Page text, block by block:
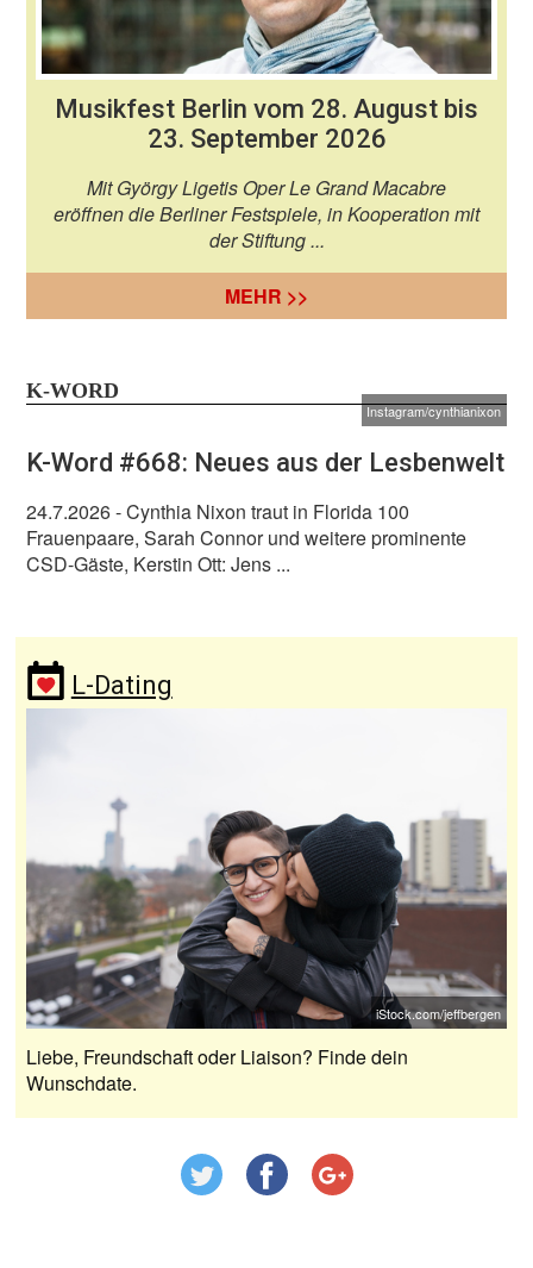
Musikfest Berlin vom 28. August bis
23. September 2026
Mit György Ligetis Oper Le Grand Macabre
eröffnen die Berliner Festspiele, in Kooperation mit
der Stiftung ...
MEHR >>
K-WORD
Instagram/cynthianixon
K-Word #668: Neues aus der Lesbenwelt
24.7.2026- Cynthia Nixon traut in Florida 100
Frauenpaare, Sarah Connor und weitere prominente
CSD-Gäste, Kerstin Ott: Jens ...
L-Dating
iStock.com/jeffbergen
Liebe, Freundschaft oder Liaison? Finde dein
Wunschdate.